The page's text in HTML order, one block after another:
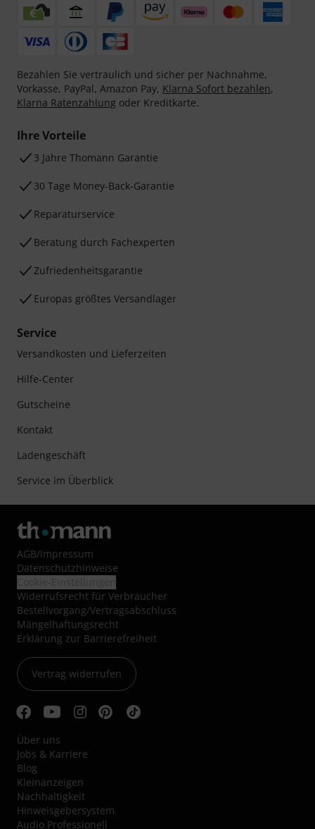
Bezahlen Sie vertraulich und sicher per Nachnahme,
Vorkasse, PayPal, Amazon Pay, Klarna Sofort bezahlen,
Klarna Ratenzahlung oder Kreditkarte.
Ihre Vorteile
3 Jahre Thomann Garantie
30 Tage Money-Back-Garantie
Reparaturservice
Beratung durch Fachexperten
Zufriedenheitsgarantie
Europas größtes Versandlager
Service
Versandkosten und Lieferzeiten
Hilfe-Center
Gutscheine
Kontakt
Ladengeschäft
Service im Überblick
AGB/Impressum
Datenschutzhinweise
Widerrufsrecht für Verbraucher
Bestellvorgang/Vertragsabschluss
Mängelhaftungsrecht
Erklärung zur Barrierefreiheit
Vertrag widerrufen
Über uns
Jobs & Karriere
Blog
Kleinanzeigen
Nachhaltigkeit
Hinweisgebersystem
Audio Professionell